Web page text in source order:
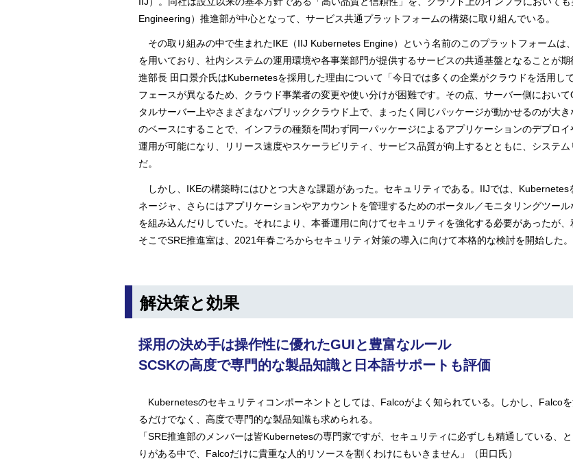
Engineering）推進部が中心となって、サービス共通プラットフォームの構築に取り組んでいる。
その取り組みの中で生まれたIKE（IIJ Kubernetes Engine）という名前のこのプラットフォームは
を用いており、社内システムの運用環境や各事業部門が提供するサービスの共通基盤となることが
進部長 田口景介氏はKubernetesを採用した理由について「今日では多くの企業がクラウドを活用し
フェースが異なるため、クラウド事業者の変更や使い分けが困難です。その点、サーバー側におい
タルサーバー上やさまざまなパブリッククラウド上で、まったく同じパッケージが動かせるのが大
のベースにすることで、インフラの種類を問わず同一パッケージによるアプリケーションのデプロ
運用が可能になり、リリース速度やスケーラビリティ、サービス品質が向上するとともに、システ
だ。
しかし、IKEの構築時にはひとつ大きな課題があった。セキュリティである。IIJでは、
ネージャ、さらにはアプリケーションやアカウントを管理するためのポータル／モニタリングツー
を組み込んだりしていた。それにより、本番運用に向けてセキュリティを強化する必要があったが
そこでSRE推進室は、2021年春ごろからセキュリティ対策の導入に向けて本格的な検討を開始した。
解決策と効果
採用の決め手は操作性に優れたGUIと豊富なルール
SCSKの高度で専門的な製品知識と 日本語サポートも評価
Kubernetesのセキュリティコンポーネントとしては、Falcoがよく知られている。しかし、Falco
るだけでなく、高度で専門的な製品知識も求められる。
「SRE推進部のメンバーは皆Kubernetesの専門家ですが、セキュリティに必ずしも精通している、
りがある中で、Falcoだけに貴重な人的リソースを割くわけにもいきません」（田口氏）